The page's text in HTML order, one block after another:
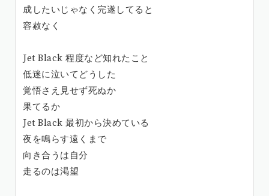
成したいじゃなく完遂してると
容赦なく
Jet Black 程度など知れたこと
低迷に泣いてどうした
覚悟さえ見せず死ぬか
果てるか
Jet Black 最初から決めている
夜を鳴らす遠くまで
向き合うは自分
走るのは渇望